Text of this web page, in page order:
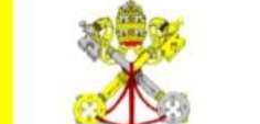
منوعات
كأس العالم